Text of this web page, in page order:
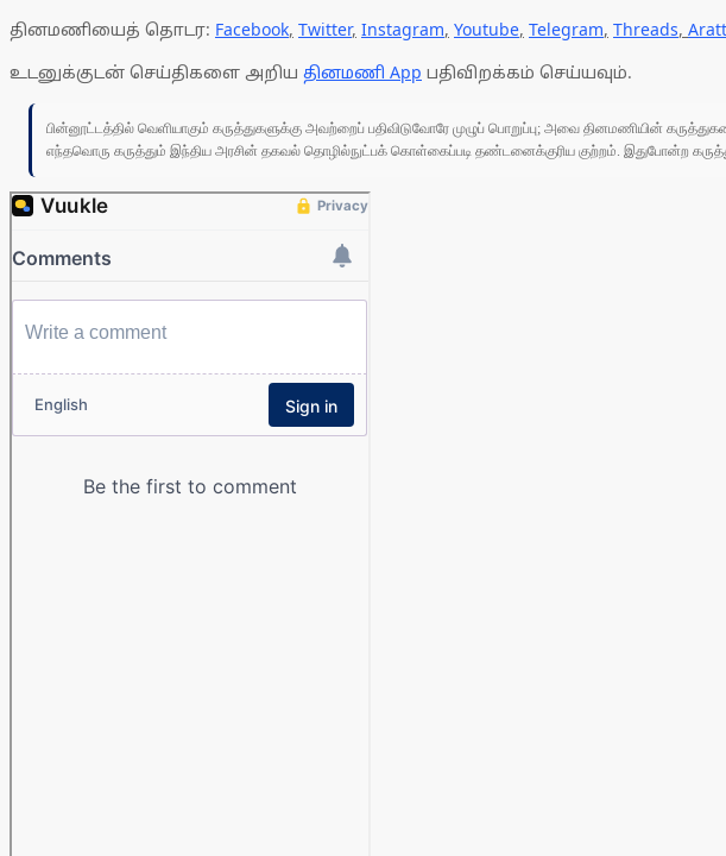
தினமணியைத் தொடர: Facebook, Twitter, Instagram, Youtube, Telegram, Threads,
உடனுக்குடன் செய்திகளை அறிய தினமணி App பதிவிறக்கம் செய்யவும்.
பின்னூட்டத்தில் வெளியாகும் கருத்துகளுக்கு அவற்றைப் பதிவிடுவோரே முழுப் பொறுப்பு; அவை தினமணியின்
எந்தவொரு கருத்தும் இந்திய அரசின் தகவல் தொழில்நுட்பக் கொள்கைப்படி தண்டனைக்குரிய குற்றம். இதுபோன்ற